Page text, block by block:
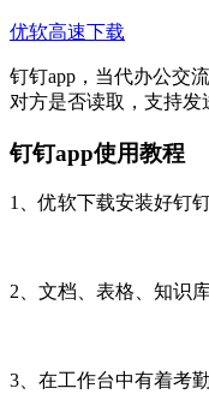
优软高速下载
钉钉app，当代办公交
对方是否读取，支持发
钉钉app使用教程
1、优软下载安装好钉
2、文档、表格、知识
3、在工作台中有着考